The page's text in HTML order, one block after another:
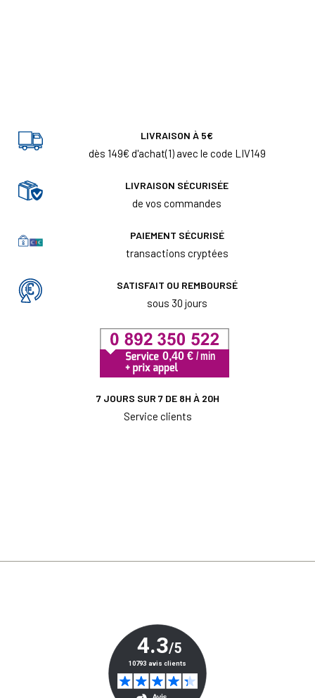
LIVRAISON À 5€
dès 149€ d'achat(1) avec le code LIV149
LIVRAISON SÉCURISÉE
de vos commandes
PAIEMENT SÉCURISÉ
transactions cryptées
SATISFAIT OU REMBOURSÉ
sous 30 jours
7 JOURS SUR 7 DE 8H À 20H
Service clients